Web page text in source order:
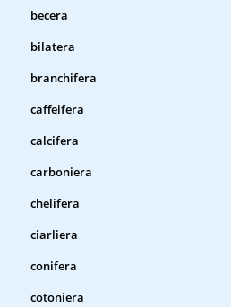
becera
bilatera
branchifera
caffeifera
calcifera
carboniera
chelifera
ciarliera
conifera
cotoniera